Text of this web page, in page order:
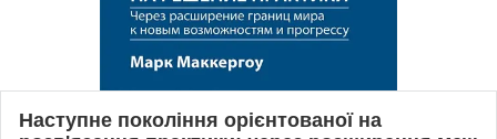
Наступне покоління орієнтованої на